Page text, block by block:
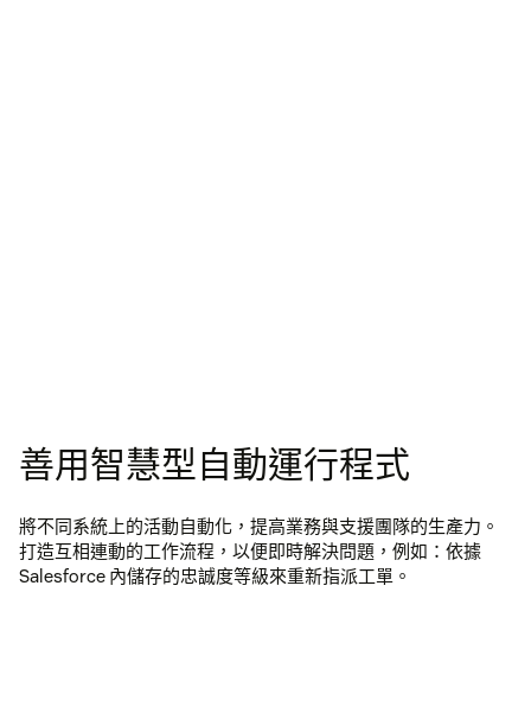
善用智慧型自動運行程式
將不同系統上的活動自動化，提高業務與支援團隊的生產力。
打造互相連動的工作流程，以便即時解決問題，例如：依據
Salesforce 內儲存的忠誠度等級來重新指派工單。